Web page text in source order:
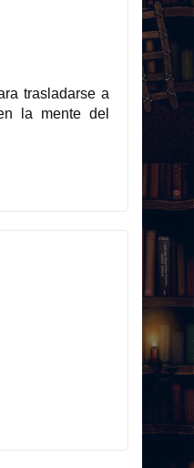
trasladarse a
la mente del